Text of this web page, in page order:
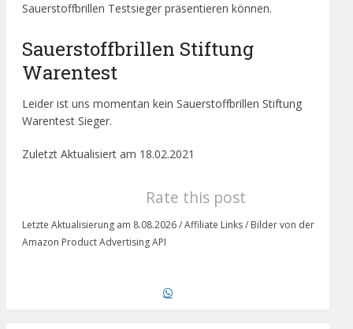
Sauerstoffbrillen Testsieger präsentieren können.
Sauerstoffbrillen Stiftung
Warentest
Leider ist uns momentan kein Sauerstoffbrillen Stiftung
Warentest Sieger.
Zuletzt Aktualisiert am 18.02.2021
Rate this post
Letzte Aktualisierung am 8.08.2026 / Affiliate Links / Bilder von der
Amazon Product Advertising API